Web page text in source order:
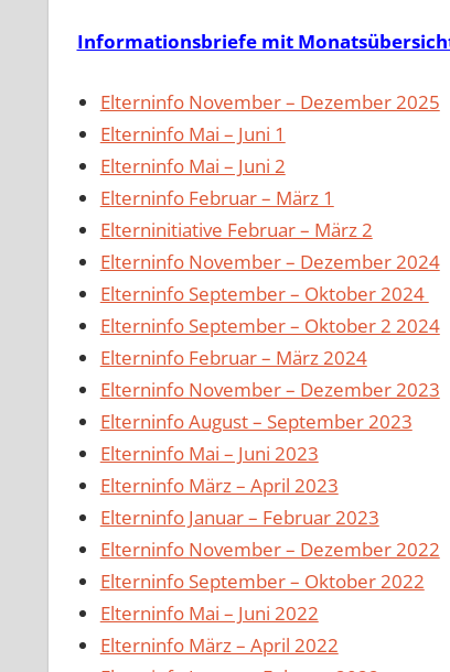
Informationsbriefe mit
Elterninfo November – Dezember 2025
Elterninfo Mai – Juni 1
Elterninfo Mai – Juni 2
Elterninfo Februar – März 1
Elterninitiative Februar – März 2
Elterninfo November – Dezember 2024
Elterninfo September – Oktober 2024
Elterninfo September – Oktober 2 2024
Elterninfo Februar – März 2024
Elterninfo November – Dezember 2023
Elterninfo August – September 2023
Elterninfo Mai – Juni 2023
Elterninfo März – April 2023
Elterninfo Januar – Februar 2023
Elterninfo November – Dezember 2022
Elterninfo September – Oktober 2022
Elterninfo Mai – Juni 2022
Elterninfo März – April 2022